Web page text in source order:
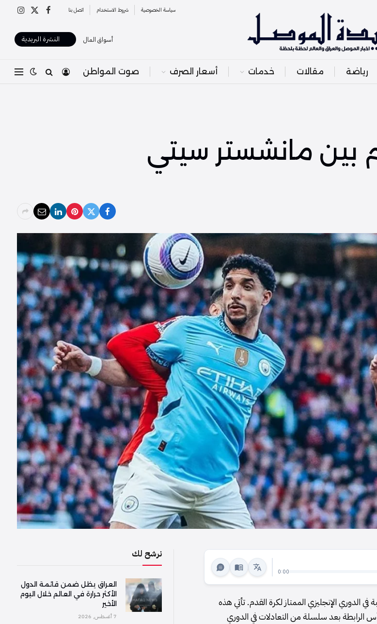
سياسة الخصوصية شروط الاستخدام اتصل بنا فيسبوك
X
أسواق المال النشرة البريدية
رياضة مقالات خدمات أسعار الصرف صوت المواطن
بين مانشستر سيتي
0:00
الدوري الإنجليزي الممتاز لكرة القدم. تأتي هذه
الرابطة بعد سلسلة من التعادلات في الدوري
نرشح لك
العراق يظل ضمن قائمة الدول
الأكثر حرارة في العالم خلال اليوم
الأخير
7 أغسطس, 2026